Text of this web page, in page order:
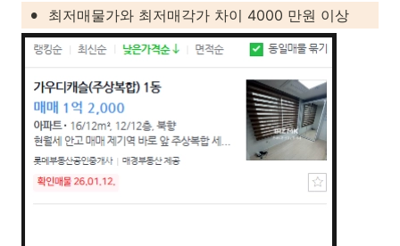
• 최저매물가와 최저매각가 차이 4000 만원 이상